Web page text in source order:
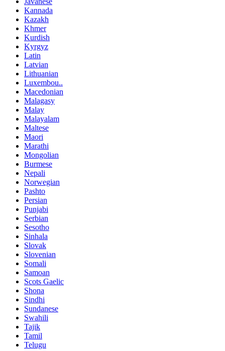
Kannada
Kazakh
Khmer
Kurdish
Kyrgyz
Latin
Latvian
Lithuanian
Luxembou..
Macedonian
Malagasy
Malay
Malayalam
Maltese
Maori
Marathi
Mongolian
Burmese
Nepali
Norwegian
Pashto
Persian
Punjabi
Serbian
Sesotho
Sinhala
Slovak
Slovenian
Somali
Samoan
Scots Gaelic
Shona
Sindhi
Sundanese
Swahili
Tajik
Tamil
Telugu